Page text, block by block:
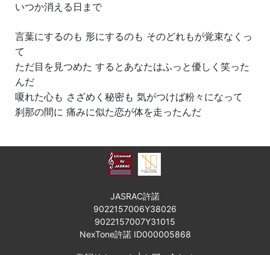
いつか消える日まで
言葉にするのも 形にするのも そのどれもが覚束なくっ
て
ただ目を見つめた するとあなたはふっと優しく笑った
んだ
嗄れた心も さざめく秘密も 気がつけば粉々になって
刹那の間に 痛みに似た恋が体を走ったんだ
JASRAC許諾
9022157006Y38026
9022157007Y31015
NexTone許諾 ID000005868